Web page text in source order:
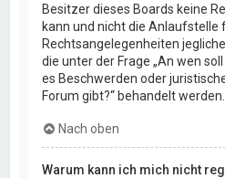
Besitzer dieses Boards keine
kann und nicht die Anlaufstelle
Rechtsangelegenheiten
die unter der Frage „An wen
es Beschwerden oder
Forum gibt?“ behandelt werden.
Nach oben
Warum kann ich mich nicht